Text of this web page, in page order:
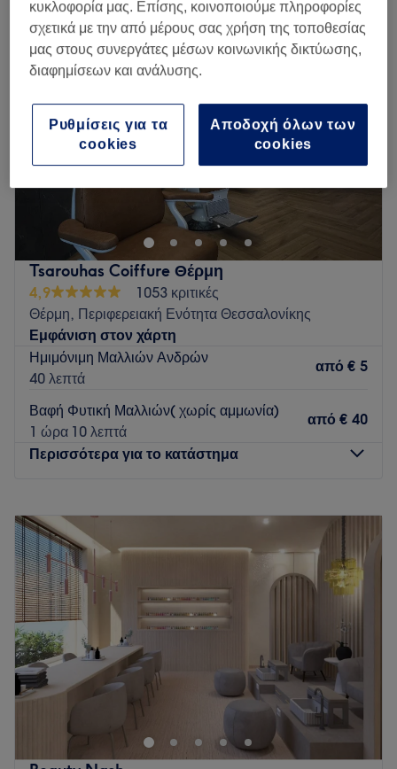
Tsarouhas Coiffure Θέρμη
4,9
1053 κριτικές
Θέρμη, Περιφερειακή Ενότητα Θεσσαλονίκης
Εμφάνιση στον χάρτη
Ημιμόνιμη Μαλλιών Ανδρών
40 λεπτά
από € 5
Βαφή Φυτική Μαλλιών( χωρίς αμμωνία)
1 ώρα 10 λεπτά
από € 40
Περισσότερα για το κατάστημα
Τρίτη
09:00
20:00
Τετάρτη
09:00
20:00
Πέμπτη
20:00
Παρασκευή
09:00
20:00
Σάββατο
Κυριακή
Κλειστό
Το TSAROUHAS Θέρμη είναι ένα κομμωτήριο που βρίσκεται
στη Θέρμη. Προσφέρει μια ευρεία γκάμα υπηρεσιών
ομορφιάς για να καλύψει τις ανάγκες των πελατών του.
Η ομάδα
κυκλοφορία μας. Επίσης, κοινοποιούμε πληροφορίες
σχετικά με την από μέρους σας χρήση της τοποθεσίας
μας στους συνεργάτες μέσων κοινωνικής δικτύωσης,
διαφημίσεων και ανάλυσης.
Αποδοχή όλων των
cookies
Ρυθμίσεις για τα
cookies